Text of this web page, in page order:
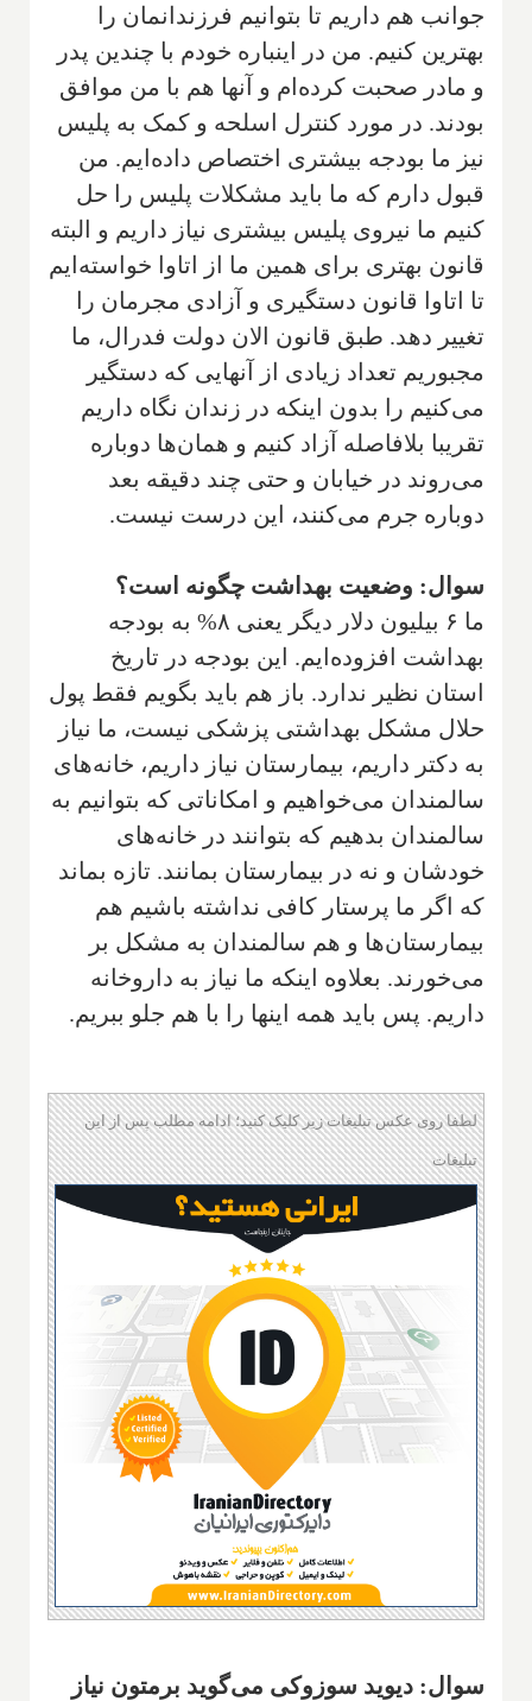
جوانب هم داریم تا بتوانیم فرزندانمان را
بهترین کنیم. من در اینباره خودم با چندین پدر
و مادر صحبت کرده‌ام و آنها هم با من موافق
بودند. در مورد کنترل اسلحه و کمک به پلیس
نیز ما بودجه بیشتری اختصاص داده‌ایم. من
قبول دارم که ما باید مشکلات پلیس را حل
کنیم ما نیروی پلیس بیشتری نیاز داریم و البته
قانون بهتری برای همین ما از اتاوا خواسته‌ایم
تا اتاوا قانون دستگیری و آزادی مجرمان را
تغییر دهد. طبق قانون الان دولت فدرال، ما
مجبوریم تعداد زیادی از آنهایی که دستگیر
می‌کنیم را بدون اینکه در زندان نگاه داریم
تقریبا بلافاصله آزاد کنیم و همان‌ها دوباره
می‌روند در خیابان و حتی چند دقیقه بعد
دوباره جرم می‌کنند، این درست نیست.
سوال: وضعیت بهداشت چگونه است؟
ما ۶ بیلیون دلار دیگر یعنی ۸% به بودجه
بهداشت افزوده‌ایم. این بودجه در تاریخ
استان نظیر ندارد. باز هم باید بگویم فقط پول
حلال مشکل بهداشتی پزشکی نیست، ما نیاز
به دکتر داریم، بیمارستان نیاز داریم، خانه‌های
سالمندان می‌خواهیم و امکاناتی که بتوانیم به
سالمندان بدهیم که بتوانند در خانه‌های
خودشان و نه در بیمارستان بمانند. تازه بماند
که اگر ما پرستار کافی نداشته باشیم هم
بیمارستان‌ها و هم سالمندان به مشکل بر
می‌خورند. بعلاوه اینکه ما نیاز به داروخانه
داریم. پس باید همه اینها را با هم جلو ببریم.
لطفا روی عکس تبلیغات زیر کلیک کنید؛ ادامه مطلب پس از این
تبلیغات
سوال: دیوید سوزوکی می‌گوید برمتون نیاز